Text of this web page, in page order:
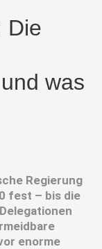
Die
was
Regierung
fest – bis die
enorme